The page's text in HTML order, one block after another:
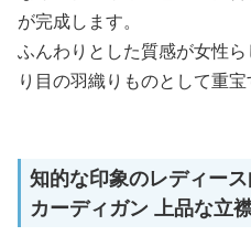
が完成します。
ふんわりとした質感が女性
り目の羽織りものとして重宝
知的な印象のレディー
カーディガン 上品な立